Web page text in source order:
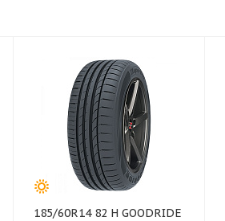
185/60R14 82 H GOODRIDE